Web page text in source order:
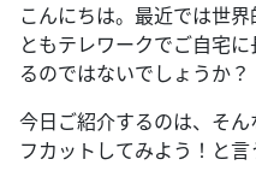
こんにちは。最近では世
ともテレワークでご自宅
るのではないでしょうか？
今日ご紹介するのは、そ
フカットしてみよう！と